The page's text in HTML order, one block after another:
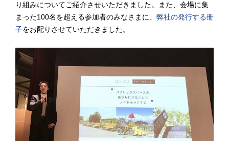
り組みについてご紹介させいただきました。また、会場に集
まった100名を超える参加者のみなさまに、 弊社の発行する冊
子をお配りさせていただきました。